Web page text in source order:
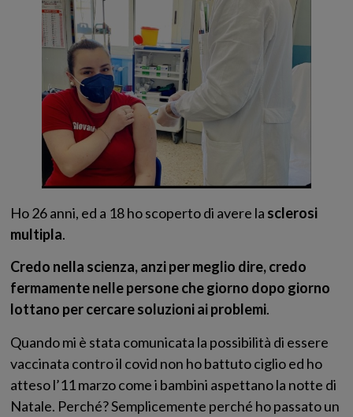
Ho 26 anni, ed a 18 ho scoperto di avere la sclerosi
multipla.
Credo nella scienza, anzi per meglio dire, credo
fermamente nelle persone che giorno dopo giorno
lottano per cercare soluzioni ai problemi.
Quando mi è stata comunicata la possibilità di essere
vaccinata contro il covid non ho battuto ciglio ed ho
atteso l’11 marzo come i bambini aspettano la notte di
Natale. Perché? Semplicemente perché ho passato un